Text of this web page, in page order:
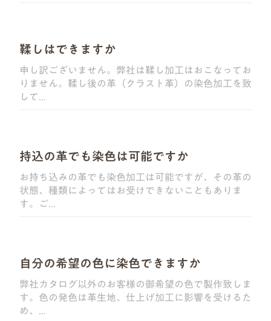
鞣しはできますか
申し訳ございません。弊社は鞣し加工はおこなってお
りません。鞣し後の革（クラスト革）の染色加工を致
して...
持込の革でも染色は可能ですか
お持ち込みの革でも染色加工は可能ですが、その革の
状態、種類によってはお受けできないこともありま
す。ご...
自分の希望の色に染色できますか
弊社カタログ以外のお客様の御希望の色で製作致しま
す。色の発色は革生地、仕上げ加工に影響を受けるた
め、...